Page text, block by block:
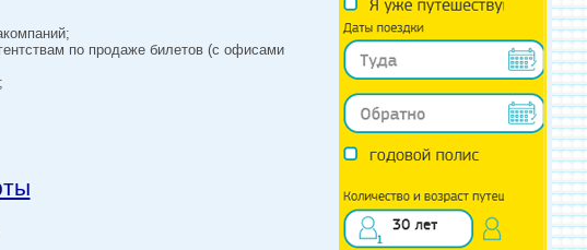
по продаже билетов (с офисами